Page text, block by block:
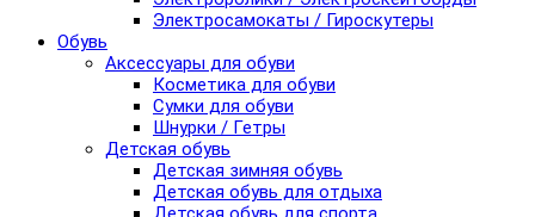
Электросамокаты / Гироскутеры
Обувь
Аксессуары для обуви
Косметика для обуви
Сумки для обуви
Шнурки / Гетры
Детская обувь
Детская зимняя обувь
Детская обувь для отдыха